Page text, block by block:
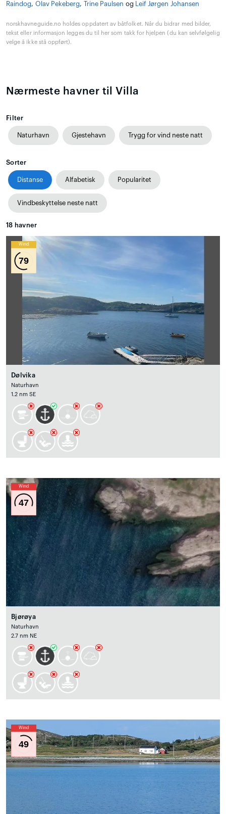
Raindog, Olav Pekeberg, Trine Paulsen og Leif Jørgen Johansen
norskhavneguide.no holdes oppdatert av båtfolket. Når du bidrar med bilder,
tekst eller informasjon legges du til her som takk for hjelpen (du kan selvfølgelig
velge å ikke stå oppført).
Nærmeste havner til Villa
Filter
Naturhavn Gjestehavn Trygg for vind neste natt
Sorter
Distanse Alfabetisk Popularitet
Vindbeskyttelse neste natt
18 havner
Wind
79
Dølvika
Naturhavn
1.2 nm SE
Wind
47
Bjørøya
Naturhavn
2.7 nm NE
Wind
49